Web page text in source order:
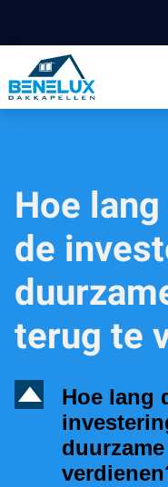
Hoe
de
terug te
D
Hoe lang